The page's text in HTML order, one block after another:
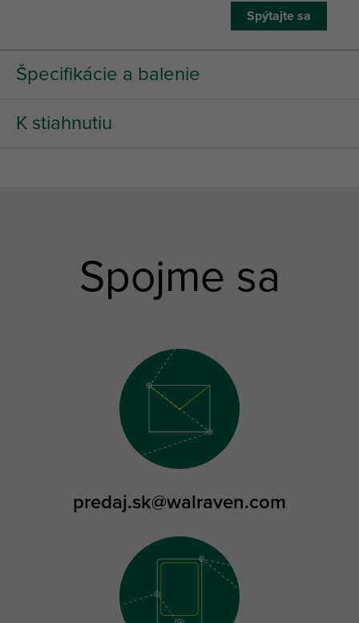
Spýtajte sa
Špecifikácie a balenie
K stiahnutiu
Spojme sa
predaj.sk@walraven.com